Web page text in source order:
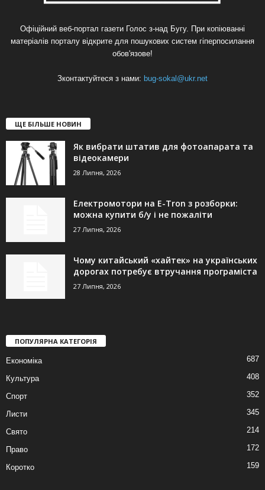
Офіційний веб-портал газети Голос з-над Бугу. При копіюванні
матеріалів порталу відкрите для пошукових систем гіперпосилання
обов'язове!
Зконтактуйтеся з нами: bug-sokal@ukr.net
ЩЕ БІЛЬШЕ НОВИН
Як вибрати штатив для фотоапарата та
відеокамери
28 Липня, 2026
Електромотори на E-Tron з розборки:
можна купити б/у і не пожаліти
27 Липня, 2026
Чому китайський «хайтек» на українських
дорогах потребує втручання програміста
27 Липня, 2026
ПОПУЛЯРНА КАТЕГОРІЯ
Економіка 687
Культура 408
Спорт 352
Листи 345
Свято 214
Право 172
Коротко 159